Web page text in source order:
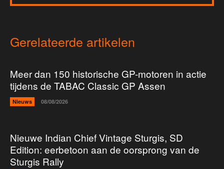
Gerelateerde artikelen
Meer dan 150 historische GP-motoren in actie
tijdens de TABAC Classic GP Assen
Nieuws 08/08/2026
Nieuwe Indian Chief Vintage Sturgis, SD
Edition: eerbetoon aan de oorsprong van de
Sturgis Rally